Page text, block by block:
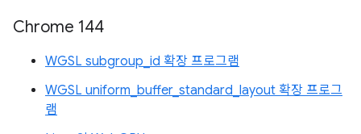
Chrome 144
WGSL subgroup_id 확장 프로그램
WGSL uniform_buffer_standard_layout 확장 프로그
램